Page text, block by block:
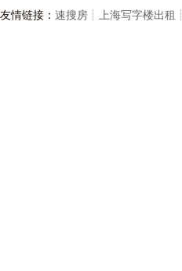
友情链接： 速搜房┊ 上海写字楼出租┊